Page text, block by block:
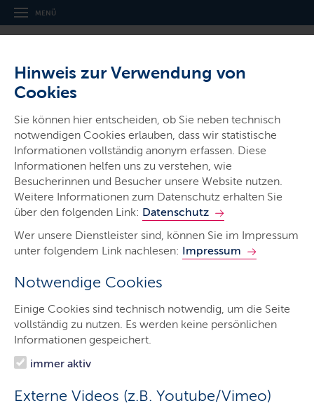
Hinweis zur Verwendung von
Cookies
Sie können hier entscheiden, ob Sie neben technisch
notwendigen Cookies erlauben, dass wir statistische
Informationen vollständig anonym erfassen. Diese
Informationen helfen uns zu verstehen, wie
Besucherinnen und Besucher unsere Website nutzen.
Weitere Informationen zum Datenschutz erhalten Sie
über den folgenden Link: Datenschutz
Wer unsere Dienstleister sind, können Sie im Impressum
unter folgendem Link nachlesen: Impressum
Notwendige Cookies
Einige Cookies sind technisch notwendig, um die Seite
vollständig zu nutzen. Es werden keine persönlichen
Informationen gespeichert.
immer aktiv
Externe Videos (z.B. Youtube/Vimeo)
MENÜ
Archäologisches Landesamt
Schleswig-Holstein
Ministerien & Behörden
Start
Organisation
Informationen
Projekte
Welterbe